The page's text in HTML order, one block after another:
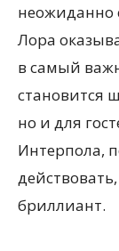
неожиданно
Лора
в самый
становится
но и для
Интерпола,
бриллиант.